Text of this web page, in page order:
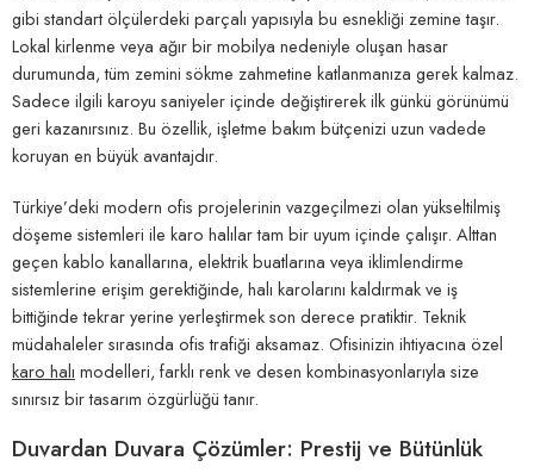
gibi standart ölçülerdeki parçalı yapısıyla bu esnekliği zemine taşır.
Lokal kirlenme veya ağır bir mobilya nedeniyle oluşan hasar
durumunda, tüm zemini sökme zahmetine katlanmanıza gerek kalmaz.
Sadece ilgili karoyu saniyeler içinde değiştirerek ilk günkü görünümü
geri kazanırsınız. Bu özellik, işletme bakım bütçenizi uzun vadede
koruyan en büyük avantajdır.
Türkiye’deki modern ofis projelerinin vazgeçilmezi olan yükseltilmiş
döşeme sistemleri ile karo halılar tam bir uyum içinde çalışır. Alttan
geçen kablo kanallarına, elektrik buatlarına veya iklimlendirme
sistemlerine erişim gerektiğinde, halı karolarını kaldırmak ve iş
bittiğinde tekrar yerine yerleştirmek son derece pratiktir. Teknik
müdahaleler sırasında ofis trafiği aksamaz. Ofisinizin ihtiyacına özel
karo halı modelleri, farklı renk ve desen kombinasyonlarıyla size
sınırsız bir tasarım özgürlüğü tanır.
Duvardan Duvara Çözümler: Prestij ve Bütünlük